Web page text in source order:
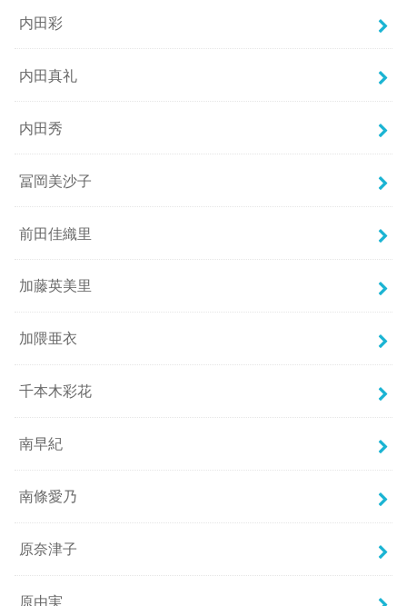
内田彩
内田真礼
内田秀
冨岡美沙子
前田佳織里
加藤英美里
加隈亜衣
千本木彩花
南早紀
南條愛乃
原奈津子
原由実